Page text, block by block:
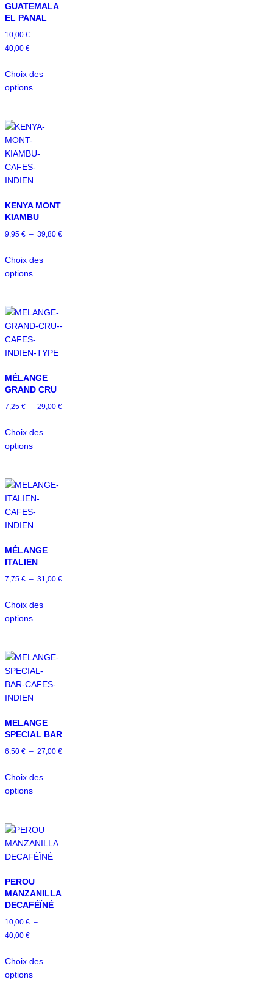
GUATEMALA
EL PANAL
10,00 € –
40,00 €
Choix des
options
KENYA MONT
KIAMBU
9,95 € – 39,80 €
Choix des
options
MÉLANGE
GRAND CRU
7,25 € – 29,00 €
Choix des
options
MÉLANGE
ITALIEN
7,75 € – 31,00 €
Choix des
options
MELANGE
SPECIAL BAR
6,50 € – 27,00 €
Choix des
options
PEROU
MANZANILLA
DECAFÉÏNÉ
10,00 € –
40,00 €
Choix des
options